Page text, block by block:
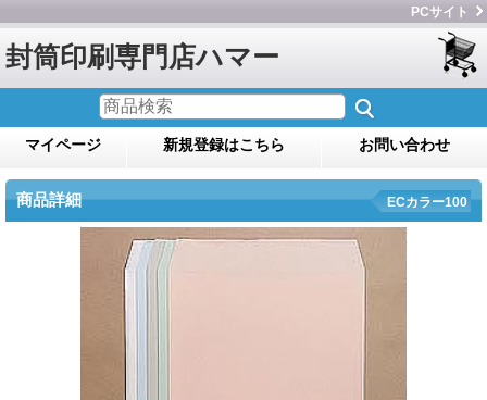
PCサイト
封筒印刷専門店ハマー
マイページ 新規登録はこちら お問い合わせ
商品詳細 ECカラー100